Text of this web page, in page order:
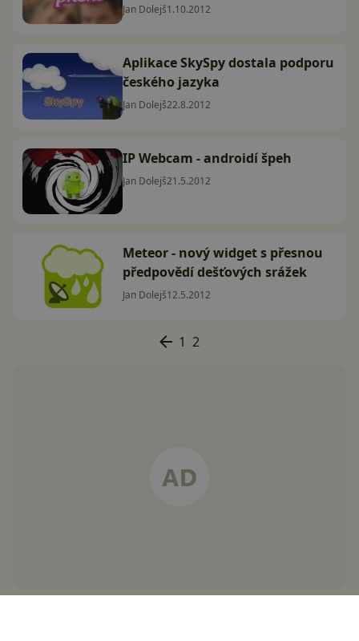
Jan Dolejš1.10.2012
Aplikace SkySpy dostala podporu
českého jazyka
Jan Dolejš22.8.2012
IP Webcam - androidí špeh
Jan Dolejš21.5.2012
Meteor - nový widget s přesnou
předpovědí dešťových srážek
Jan Dolejš12.5.2012
1 2